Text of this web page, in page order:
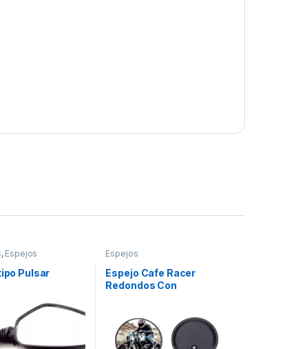
, Espejos
Pulsar
Espejos
Espejo Cafe Racer
Redondos Con